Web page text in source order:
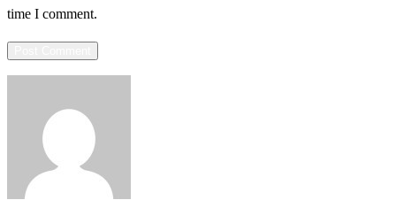
time I comment.